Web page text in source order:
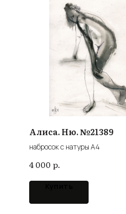
Алиса. Ню. №21389
набросок с натуры А4
4 000 р.